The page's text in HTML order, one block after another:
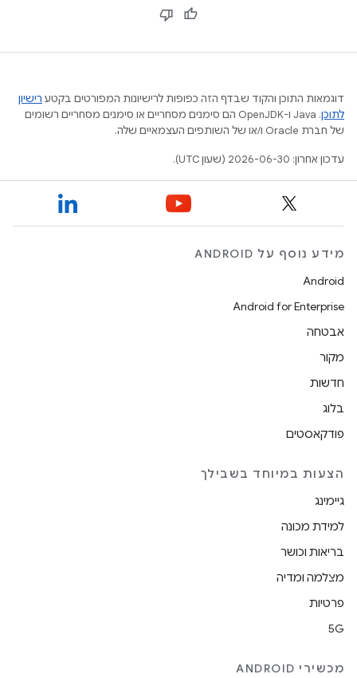
דוגמאות התוכן והקוד שבדף הזה כפופות לרישיונות המפורטים בקטע רישיון
לתוכן
.‏ Java ו-OpenJDK הם סימנים מסחריים או סימנים מסחריים רשומים
של חברת Oracle ו/או של השותפים העצמאיים שלה.
עדכון אחרון: 2026-06-30 (שעון UTC).
מידע נוסף על ANDROID
Android
Android for Enterprise
אבטחה
מקור
חדשות
בלוג
פודקאסטים
הצעות במיוחד בשבילך
גיימינג
למידת מכונה
בריאות וכושר
מצלמה ומדיה
פרטיות
5G
מכשירי ANDROID